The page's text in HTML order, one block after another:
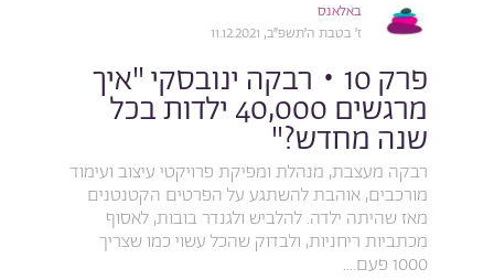
באלאנס
ז׳ בטבת ה׳תשפ״ב, 11.12.2021
פרק 10 • רבקה ינובסקי "איך
מרגשים 40,000 ילדות בכל
שנה מחדש?"
רבקה מעצבת, מנהלת ומפיקת פרויקטי עיצוב ועימוד
מורכבים, אוהבת להשתגע על הפרטים הקטנטנים
מאז שהיתה ילדה. להלביש ולגנדר בובות, לאסוף
מכתביות ריחניות, ולבדוק שהכל עשוי כמו שצריך
1000 פעם....